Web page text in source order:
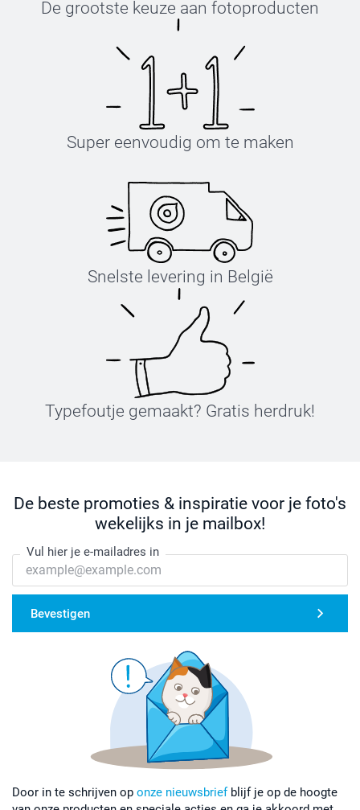
De grootste keuze aan fotoproducten
Super eenvoudig om te maken
Snelste levering in België
Typefoutje gemaakt? Gratis herdruk!
De beste promoties & inspiratie voor je foto's
wekelijks in je mailbox!
Vul hier je e-mailadres in
Bevestigen
Door in te schrijven op onze nieuwsbrief blijf je op de hoogte